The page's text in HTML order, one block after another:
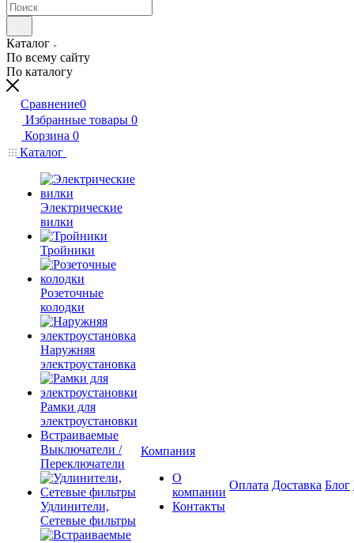
Каталог
По всему сайту
По каталогу
Сравнение0
Избранные товары 0
Корзина 0
Каталог
Электрические
вилки
Тройники
Розеточные
колодки
Наружняя
электроустановка
Рамки для
электроустановки
Встраиваемые
Выключатели /
Переключатели
Удлинители,
Сетевые фильтры
Компания
О
компании
Контакты
Оплата Доставка Блог